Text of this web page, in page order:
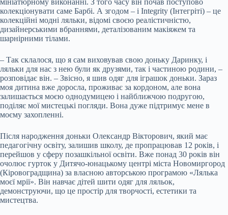
колекціонувати саме Барбі. А згодом – і Integrity (Інтегріті) – це
колекційні модні ляльки, відомі своєю реалістичністю,
дизайнерськими вбраннями, деталізованим макіяжем та
шарнірними тілами.
– Так склалося, що я сам виховував свою доньку Даринку, і
ляльки для нас з нею були як друзями, так і частиною родини, –
розповідає він. – Звісно, я шив одяг для іграшок доньки. Зараз
моя дитина вже доросла, проживає за кордоном, але вона
залишається моєю однодумицею і найближчою подругою,
поділяє мої мистецькі погляди. Вона дуже підтримує мене в
моєму захопленні.
Після народження доньки Олександр Вікторович, який має
педагогічну освіту, залишив школу, де пропрацював 12 років, і
перейшов у сферу позашкільної освіти. Вже понад 30 років він
очолює гурток у Дитячо-юнацькому центрі міста Новомиргород
(Кіровоградщина) за власною авторською програмою «Лялька
моєї мрії». Він навчає дітей шити одяг для ляльок,
демонструючи, що це простір для творчості, естетики та
мистецтва.